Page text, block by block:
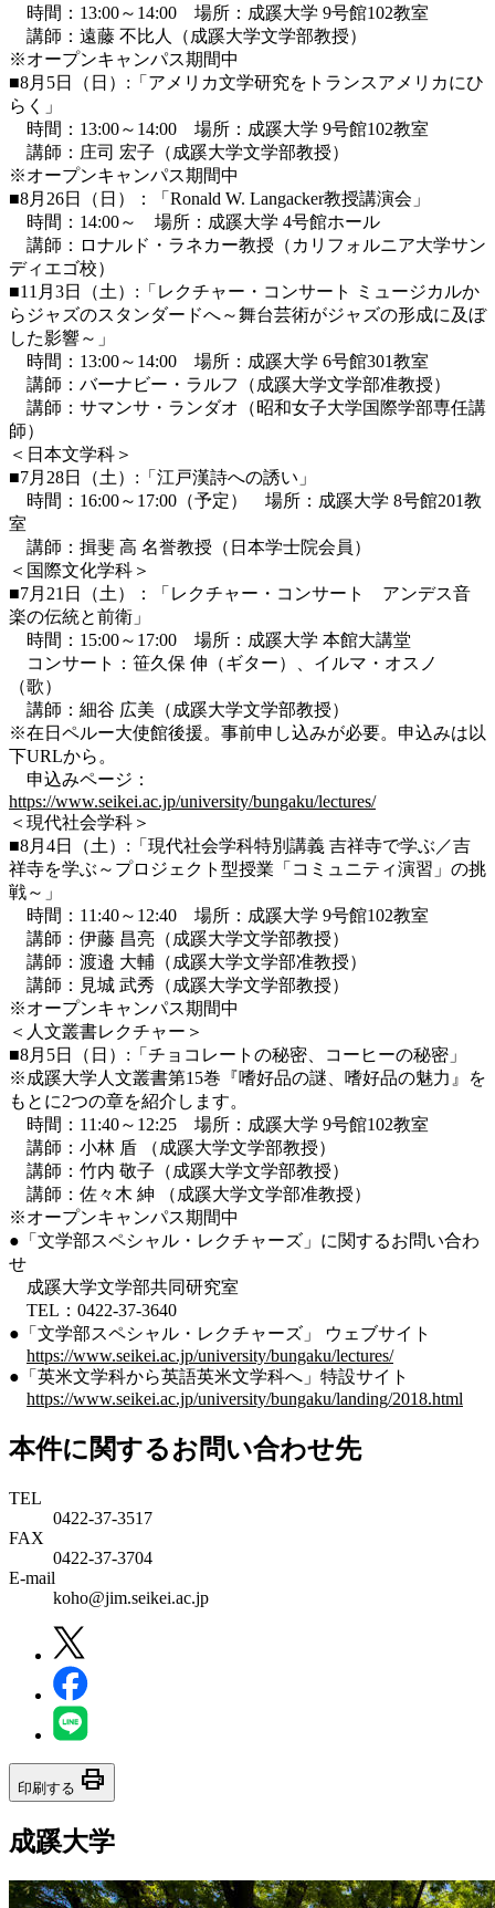
時間：13:00～14:00 場所：成蹊大学 9号館102教室
講師：遠藤 不比人（成蹊大学文学部教授）
※オープンキャンパス期間中
■8月5日（日）:「アメリカ文学研究をトランスアメリカにひ
らく」
時間：13:00～14:00 場所：成蹊大学 9号館102教室
講師：庄司 宏子（成蹊大学文学部教授）
※オープンキャンパス期間中
■8月26日（日）：「Ronald W. Langacker教授講演会」
時間：14:00～ 場所：成蹊大学 4号館ホール
講師：ロナルド・ラネカー教授（カリフォルニア大学サン
ディエゴ校）
■11月3日（土）:「レクチャー・コンサート ミュージカルか
らジャズのスタンダードへ～舞台芸術がジャズの形成に及ぼ
した影響～」
時間：13:00～14:00 場所：成蹊大学 6号館301教室
講師：バーナビー・ラルフ（成蹊大学文学部准教授）
講師：サマンサ・ランダオ（昭和女子大学国際学部専任講
師）
＜日本文学科＞
■7月28日（土）:「江戸漢詩への誘い」
時間：16:00～17:00（予定） 場所：成蹊大学 8号館201教
室
講師：揖斐 高 名誉教授（日本学士院会員）
＜国際文化学科＞
■7月21日（土）：「レクチャー・コンサート アンデス音
楽の伝統と前衛」
時間：15:00～17:00 場所：成蹊大学 本館大講堂
コンサート：笹久保 伸（ギター）、イルマ・オスノ
（歌）
講師：細谷 広美（成蹊大学文学部教授）
※在日ペルー大使館後援。事前申し込みが必要。申込みは以
下URLから。
申込みページ：
https://www.seikei.ac.jp/university/bungaku/lectures/
＜現代社会学科＞
■8月4日（土）:「現代社会学科特別講義 吉祥寺で学ぶ／吉
祥寺を学ぶ～プロジェクト型授業「コミュニティ演習」の挑
戦～」
時間：11:40～12:40 場所：成蹊大学 9号館102教室
講師：伊藤 昌亮（成蹊大学文学部教授）
講師：渡邉 大輔（成蹊大学文学部准教授）
講師：見城 武秀（成蹊大学文学部教授）
※オープンキャンパス期間中
＜人文叢書レクチャー＞
■8月5日（日）:「チョコレートの秘密、コーヒーの秘密」
※成蹊大学人文叢書第15巻『嗜好品の謎、嗜好品の魅力』を
もとに2つの章を紹介します。
時間：11:40～12:25 場所：成蹊大学 9号館102教室
講師：小林 盾 （成蹊大学文学部教授）
講師：竹内 敬子（成蹊大学文学部教授）
講師：佐々木 紳 （成蹊大学文学部准教授）
※オープンキャンパス期間中
●「文学部スペシャル・レクチャーズ」に関するお問い合わ
せ
成蹊大学文学部共同研究室
TEL：0422-37-3640
●「文学部スペシャル・レクチャーズ」 ウェブサイト
https://www.seikei.ac.jp/university/bungaku/lectures/
●「英米文学科から英語英米文学科へ」特設サイト
https://www.seikei.ac.jp/university/bungaku/landing/2018.html
本件に関するお問い合わせ先
TEL
0422-37-3517
FAX
0422-37-3704
E-mail
koho@jim.seikei.ac.jp
印刷する print
成蹊大学